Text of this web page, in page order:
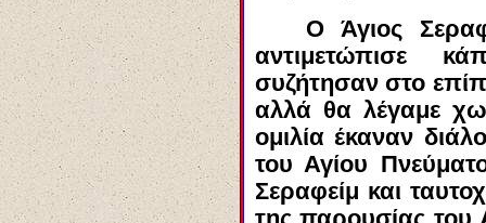
Ο Άγιος
αντιμετώπισε
συζήτησαν στο
αλλά θα λέγαμε
ομιλία έκαναν
του Αγίου
Σεραφείμ και